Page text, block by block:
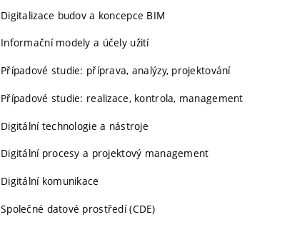
Digitalizace budov a koncepce BIM
Informační modely a účely užití
Případové studie: příprava, analýzy, projektování
Případové studie: realizace, kontrola, management
Digitální technologie a nástroje
Digitální procesy a projektový management
Digitální komunikace
Společné datové prostředí (CDE)